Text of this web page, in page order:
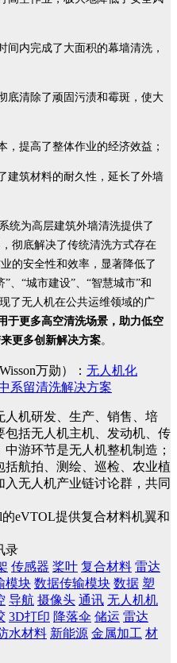
间内完成了大面积的幕墙清洗，
底清除了顽固污渍和霉斑，使大
，提高了整体作业的经济效益；
建筑材料的耐久性，延长了外墙
统为高层建筑外墙清洗提供了
彻底解决了传统清洗方式存在
的安全性和效率，显著降低了
、“城市建设”、“智慧城市”和
了无人机在公共运维领域的广
于更多高空清洗场景，助力低空
更多创新解决方案。
万勋）： 无人机化
系留清洗解决方案
机研发、生产、销售、培
括无人机主机、发动机、传
游环节是无人机整机制造；
航拍、测绘、巡检、农业植
无人机产业链讨论群，共同
录
传感器 桨叶 复合材料 雷达
模块 数据传输模块 数据 塑
导航 摄像头 通讯 无人机机
3D打印 降落伞 储运 雷达
水材料 新能源 金属加工 材